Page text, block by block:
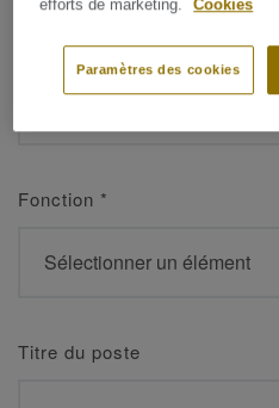
Nom de famille*
Fonction *
Titre du poste
efforts de marketing.
Cookies
Paramètres des cookies